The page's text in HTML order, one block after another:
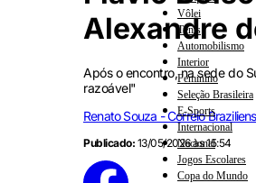
Vôlei
Tênis
Automobilismo
Interior
Feminino
Seleção Brasileira
E-Sports
Internacional
Nacional
Jogos Escolares
Copa do Mundo
Alexandre
Após o encontro, na sede do
razoável"
Renato Souza - Correio
Publicado: 13/05/2026 às 15:54